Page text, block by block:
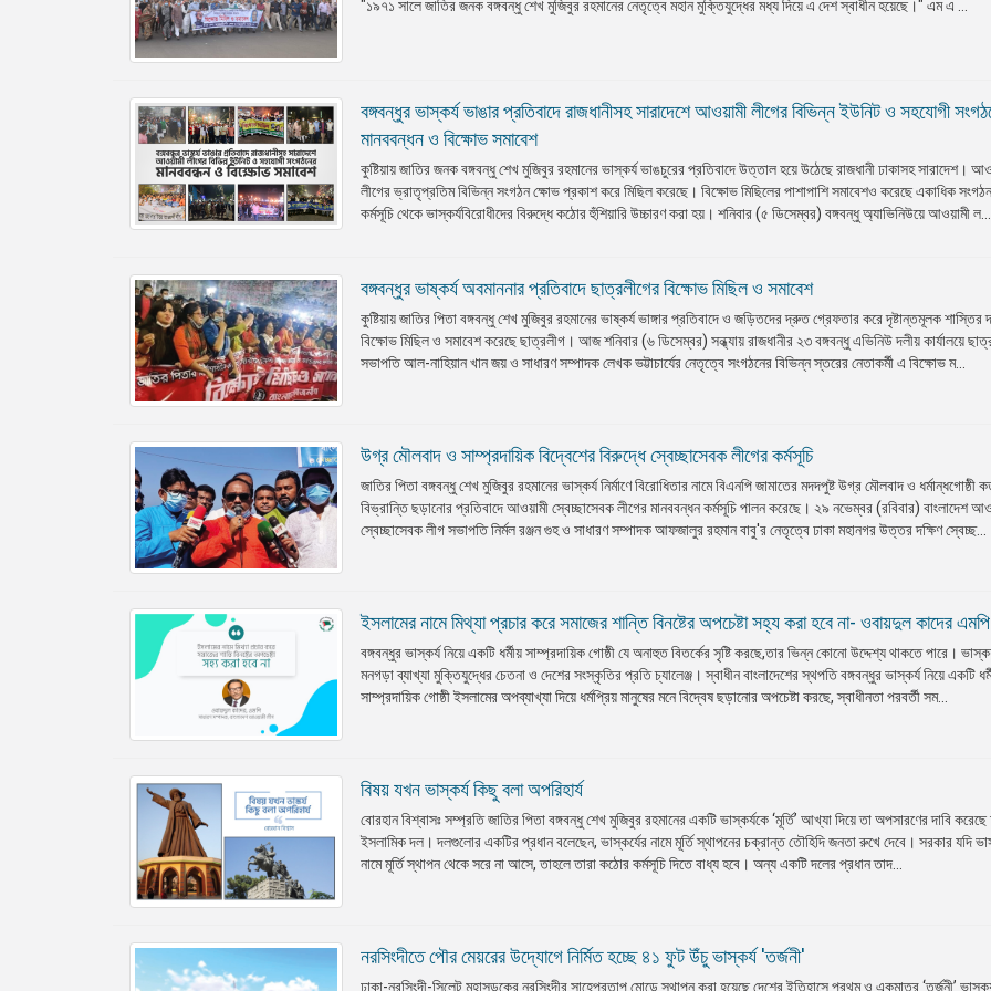
"১৯৭১ সালে জাতির জনক বঙ্গবন্ধু শেখ মুজিবুর রহমানের নেতৃত্বে মহান মুক্তিযুদ্ধের মধ্য দিয়ে এ দেশ স্বাধীন হয়েছে।" এম এ ...
বঙ্গবন্ধুর ভাস্কর্য ভাঙার প্রতিবাদে রাজধানীসহ সারাদেশে আওয়ামী লীগের বিভিন্ন ইউনিট ও সহযোগী
মানববন্ধন ও বিক্ষোভ সমাবেশ
কুষ্টিয়ায় জাতির জনক বঙ্গবন্ধু শেখ মুজিবুর রহমানের ভাস্কর্য ভাঙচুরের প্রতিবাদে উত্তাল হয়ে উঠেছে রাজধানী ঢাকাসহ সারাদেশ।
লীগের ভ্রাতৃপ্রতিম বিভিন্ন সংগঠন ক্ষোভ প্রকাশ করে মিছিল করেছে। বিক্ষোভ মিছিলের পাশাপাশি সমাবেশও করেছে একাধিক
কর্মসূচি থেকে ভাস্কর্যবিরোধীদের বিরুদ্ধে কঠোর হুঁশিয়ারি উচ্চারণ করা হয়। শনিবার (৫ ডিসেম্বর) বঙ্গবন্ধু অ্যাভিনিউয়ে আওয়ামী ল...
বঙ্গবন্ধুর ভাষ্কর্য অবমাননার প্রতিবাদে ছাত্রলীগের বিক্ষোভ মিছিল ও সমাবেশ
কুষ্টিয়ায় জাতির পিতা বঙ্গবন্ধু শেখ মুজিবুর রহমানের ভাষ্কর্য ভাঙ্গার প্রতিবাদে ও জড়িতদের দ্রুত গ্রেফতার করে দৃষ্টান্তমূলক শাস্তির
বিক্ষোভ মিছিল ও সমাবেশ করেছে ছাত্রলীগ। আজ শনিবার (৬ ডিসেম্বর) সন্ধ্যায় রাজধানীর ২৩ বঙ্গবন্ধু এভিনিউ দলীয় কার্যালয়ে
সভাপতি আল-নাহিয়ান খান জয় ও সাধারণ সম্পাদক লেখক ভট্টাচার্যের নেতৃত্বে সংগঠনের বিভিন্ন স্তরের নেতাকর্মী এ বিক্ষোভ ম...
উগ্র মৌলবাদ ও সাম্প্রদায়িক বিদ্বেশের বিরুদ্ধে স্বেচ্ছাসেবক লীগের কর্মসূচি
জাতির পিতা বঙ্গবন্ধু শেখ মুজিবুর রহমানের ভাস্কর্য নির্মাণে বিরোধিতার নামে বিএনপি জামাতের মদদপুষ্ট উগ্র মৌলবাদ ও ধর্মান্ধগোষ্ঠী
বিভ্রান্তি ছড়ানোর প্রতিবাদে আওয়ামী স্বেচ্ছাসেবক লীগের মানববন্ধন কর্মসূচি পালন করেছে। ২৯ নভেম্বর (রবিবার) বাংলাদেশ
স্বেচ্ছাসেবক লীগ সভাপতি নির্মল রঞ্জন গুহ ও সাধারণ সম্পাদক আফজালুর রহমান বাবু'র নেতৃত্বে ঢাকা মহানগর উত্তর দক্ষিণ স্বেচ্ছ...
ইসলামের নামে মিথ্যা প্রচার করে সমাজের শান্তি বিনষ্টের অপচেষ্টা সহ্য করা হবে না- ওবায়দুল কাদের এমপি
বঙ্গবন্ধুর ভাস্কর্য নিয়ে একটি ধর্মীয় সাম্প্রদায়িক গোষ্ঠী যে অনাহুত বিতর্কের সৃষ্টি করছে,তার ভিন্ন কোনো উদ্দেশ্য থাকতে পারে।
মনগড়া ব্যাখ্যা মুক্তিযুদ্ধের চেতনা ও দেশের সংস্কৃতির প্রতি চ্যালেঞ্জ। স্বাধীন বাংলাদেশের স্থপতি বঙ্গবন্ধুর ভাস্কর্য নিয়ে একটি
সাম্প্রদায়িক গোষ্ঠী ইসলামের অপব্যাখ্যা দিয়ে ধর্মপ্রিয় মানুষের মনে বিদ্বেষ ছড়ানোর অপচেষ্টা করছে, স্বাধীনতা পরবর্তী সম...
বিষয় যখন ভাস্কর্য কিছু বলা অপরিহার্য
বোরহান বিশ্বাসঃ সম্প্রতি জাতির পিতা বঙ্গবন্ধু শেখ মুজিবুর রহমানের একটি ভাস্কর্যকে ‘মূর্তি’ আখ্যা দিয়ে তা অপসারণের দাবি করেছে
ইসলামিক দল। দলগুলোর একটির প্রধান বলেছেন, ভাস্কর্যের নামে মূর্তি স্থাপনের চক্রান্ত তৌহিদি জনতা রুখে দেবে। সরকার যদি
নামে মূর্তি স্থাপন থেকে সরে না আসে, তাহলে তারা কঠোর কর্মসূচি দিতে বাধ্য হবে। অন্য একটি দলের প্রধান তাদ...
নরসিংদীতে পৌর মেয়রের উদ্যোগে নির্মিত হচ্ছে ৪১ ফুট উঁচু ভাস্কর্য 'তর্জনী'
ঢাকা-নরসিংদী-সিলেট মহাসড়কের নরসিংদীর সাহেপ্রতাপ মোড়ে স্থাপন করা হয়েছে দেশের ইতিহাসে প্রথম ও একমাত্র ‘তর্জনী’